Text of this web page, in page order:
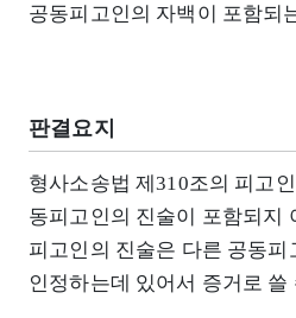
공동피고인의 자백이 포함되
판결요지
형사소송법 제310조의 피고
동피고인의 진술이 포함되지
피고인의 진술은 다른 공동
인정하는데 있어서 증거로 쓸